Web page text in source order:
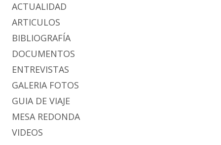
ACTUALIDAD
ARTICULOS
BIBLIOGRAFÍA
DOCUMENTOS
ENTREVISTAS
GALERIA FOTOS
GUIA DE VIAJE
MESA REDONDA
VIDEOS